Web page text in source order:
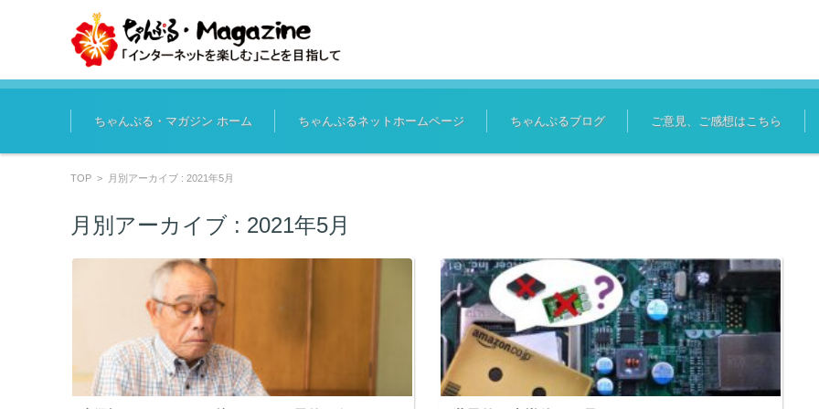
コンテンツに移動
ちゃんぷる・マガジン ホーム ちゃんぷるネットホームページ ちゃんぷるブログ ご意見、ご感想はこちら
TOP > 月別アーカイブ : 2021年5月
月別アーカイブ : 2021年5月